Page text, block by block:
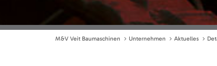
M&V Veit Baumaschinen Unternehmen Aktuelles